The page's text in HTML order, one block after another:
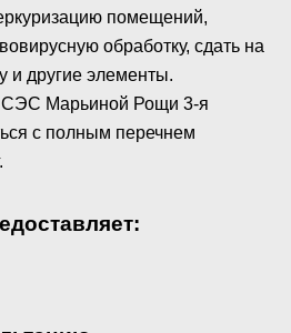
помещений,
обработку, сдать на
и другие элементы.
СЭС Марьиной Рощи 3-я
с полным перечнем